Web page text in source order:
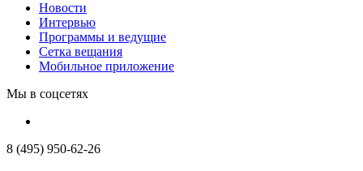
Новости
Интервью
Программы и ведущие
Сетка вещания
Мобильное приложение
Мы в соцсетях
8 (495) 950-62-26